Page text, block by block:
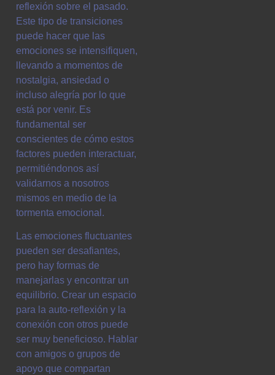
reflexión sobre el pasado.
Este tipo de transiciones
puede hacer que las
emociones se intensifiquen,
llevando a momentos de
nostalgia, ansiedad o
incluso alegría por lo que
está por venir. Es
fundamental ser
conscientes de cómo estos
factores pueden interactuar,
permitiéndonos así
validarnos a nosotros
mismos en medio de la
tormenta emocional.
Las emociones fluctuantes
pueden ser desafiantes,
pero hay formas de
manejarlas y encontrar un
equilibrio. Crear un espacio
para la auto-reflexión y la
conexión con otros puede
ser muy beneficioso. Hablar
con amigos o grupos de
apoyo que compartan